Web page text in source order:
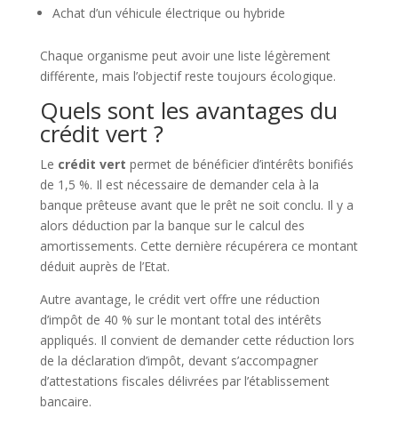
Achat d’un véhicule électrique ou hybride
Chaque organisme peut avoir une liste légèrement
différente, mais l’objectif reste toujours écologique.
Quels sont les avantages du
crédit vert ?
Le crédit vert permet de bénéficier d’intérêts bonifiés
de 1,5 %. Il est nécessaire de demander cela à la
banque prêteuse avant que le prêt ne soit conclu. Il y a
alors déduction par la banque sur le calcul des
amortissements. Cette dernière récupérera ce montant
déduit auprès de l’Etat.
Autre avantage, le crédit vert offre une réduction
d’impôt de 40 % sur le montant total des intérêts
appliqués. Il convient de demander cette réduction lors
de la déclaration d’impôt, devant s’accompagner
d’attestations fiscales délivrées par l’établissement
bancaire.